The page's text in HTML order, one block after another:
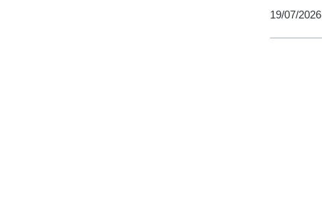
19/07/2026